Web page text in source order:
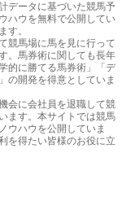
データに基づいた競馬予
ハウを無料で公開してい
す。
競馬場に馬を見に行って
。馬券術に関しても長年
的に勝てる馬券術」「デ
の開発を得意としていま
会に会社員を退職して競
ます。本サイトでは競馬
ウハウを公開していま
を得たい皆様のお役に立